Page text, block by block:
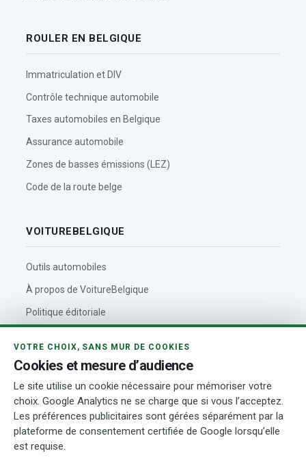
ROULER EN BELGIQUE
Immatriculation et DIV
Contrôle technique automobile
Taxes automobiles en Belgique
Assurance automobile
Zones de basses émissions (LEZ)
Code de la route belge
VOITUREBELGIQUE
Outils automobiles
À propos de VoitureBelgique
Politique éditoriale
Rédaction et auteurs
Transparence
© 2026 VoitureBelgique.com
VOTRE CHOIX, SANS MUR DE COOKIES
Cookies et mesure d’audience
Le site utilise un cookie nécessaire pour mémoriser votre
choix. Google Analytics ne se charge que si vous l’acceptez.
Les préférences publicitaires sont gérées séparément par la
plateforme de consentement certifiée de Google lorsqu’elle
est requise.